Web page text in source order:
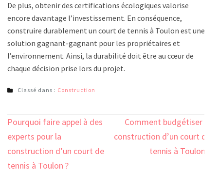
De plus, obtenir des certifications écologiques valorise
encore davantage l’investissement. En conséquence,
construire durablement un court de tennis à Toulon est une
solution gagnant-gagnant pour les propriétaires et
l’environnement. Ainsi, la durabilité doit être au cœur de
chaque décision prise lors du projet.
Classé dans : Construction
Navigation
de
l’article
Pourquoi faire appel à des
experts pour la
construction d’un court de
tennis à Toulon ?
Comment budgétiser la
construction d’un court de
tennis à Toulon ?